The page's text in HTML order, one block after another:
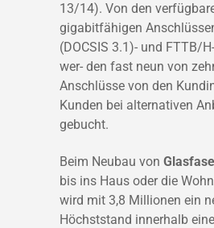
13/14). Von den
gigabitfähigen
(DOCSIS 3.1)- und FTTB/
wer- den fast neun von
Anschlüsse von den
Kunden bei alternativen
gebucht.
Beim Neubau von
bis ins Haus oder die
wird mit 3,8 Millionen ein
Höchststand innerhalb